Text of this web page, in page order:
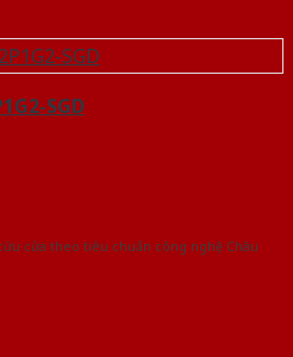
SGD
cửa theo tiêu chuẩn công nghệ Châu